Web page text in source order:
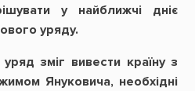
у найближчі дніє
уряду.
зміг вивести країну з
Януковича, необхідні